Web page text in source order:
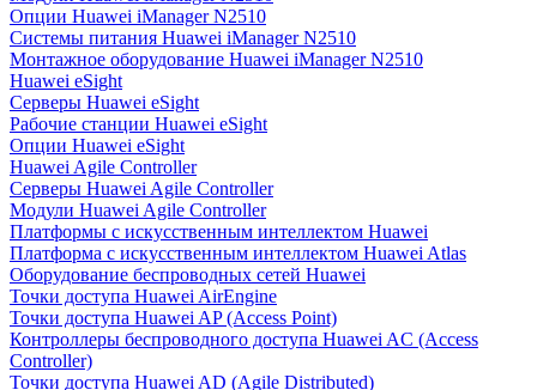
Опции Huawei iManager N2510
Системы питания Huawei iManager N2510
Монтажное оборудование Huawei iManager N2510
Huawei eSight
Серверы Huawei eSight
Рабочие станции Huawei eSight
Опции Huawei eSight
Huawei Agile Controller
Серверы Huawei Agile Controller
Модули Huawei Agile Controller
Платформы с искусственным интеллектом Huawei
Платформа с искусственным интеллектом Huawei Atlas
Оборудование беспроводных сетей Huawei
Точки доступа Huawei AirEngine
Точки доступа Huawei AP (Access Point)
Контроллеры беспроводного доступа Huawei AC (Access
Controller)
Точки доступа Huawei AD (Agile Distributed)